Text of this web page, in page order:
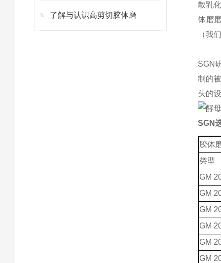
了解与认识高剪切胶体磨
散乳
体磨
（我
SGN
制的
头的
SGN
胶体
类型
GM
GM
GM
GM
GM
GM